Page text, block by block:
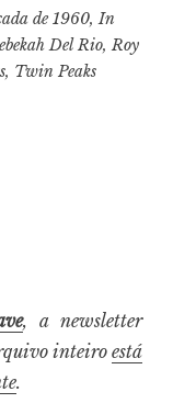
de 1960,In
Del Rio, Roy
, Twin Peaks
, a newsletter
inteiroestá
.